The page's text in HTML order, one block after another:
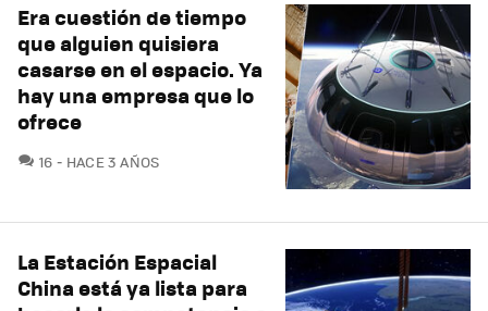
Era cuestión de tiempo
que alguien quisiera
casarse en el espacio. Ya
hay una empresa que lo
ofrece
16 COMENTARIOS
HACE 3 AÑOS
La Estación Espacial
China está ya lista para